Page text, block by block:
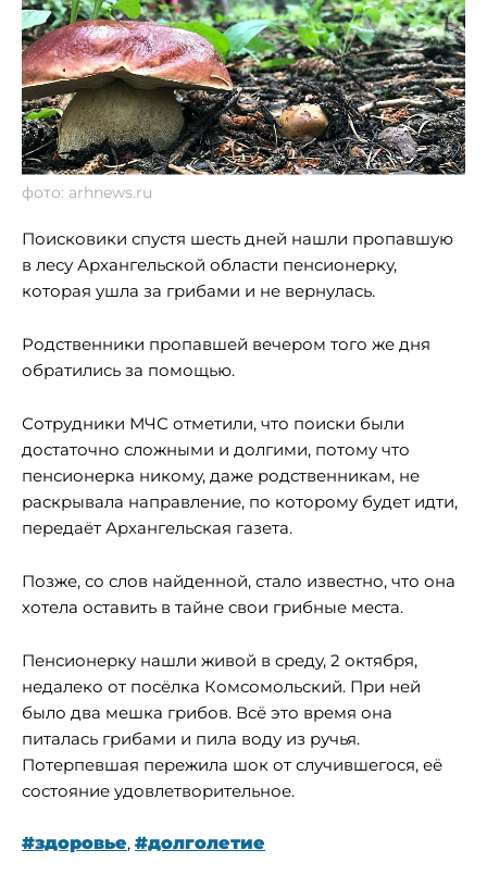
фото: arhnews.ru
Поисковики спустя шесть дней нашли пропавшую
в лесу Архангельской области пенсионерку,
которая ушла за грибами и не вернулась.
Родственники пропавшей вечером того же дня
обратились за помощью.
Сотрудники МЧС отметили, что поиски были
достаточно сложными и долгими, потому что
пенсионерка никому, даже родственникам, не
раскрывала направление, по которому будет идти,
передаёт Архангельская газета.
Позже, со слов найденной, стало известно, что она
хотела оставить в тайне свои грибные места.
Пенсионерку нашли живой в среду, 2 октября,
недалеко от посёлка Комсомольский. При ней
было два мешка грибов. Всё это время она
питалась грибами и пила воду из ручья.
Потерпевшая пережила шок от случившегося, её
состояние удовлетворительное.
#здоровье, #долголетие